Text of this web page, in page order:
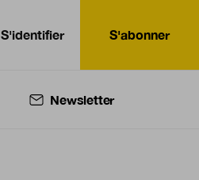
S'identifier S'abonner
Newsletter